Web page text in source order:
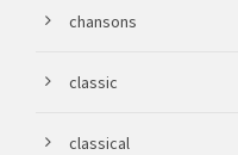
chansons
classic
classical